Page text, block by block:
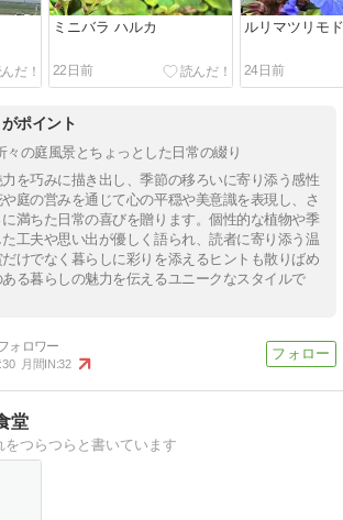
ミニバラ ハルカ
22日前
ルリマツリモ
24日前
ポイント
々の庭風景とちょっとした日常の綴り
を巧みに描き出し、季節の移ろいに寄り添う感性
庭の営みを通じて心の平穏や美意識を表現し、さ
満ちた日常の喜びを贈ります。個性的な植物や季
工夫や思い出が優しく語られ、読者に寄り添う温
けでなく暮らしに彩りを添えるヒントも散りばめ
る暮らしの魅力を伝えるユニークなスタイルで
30 月間IN:32
堂
をつらつらと書いています